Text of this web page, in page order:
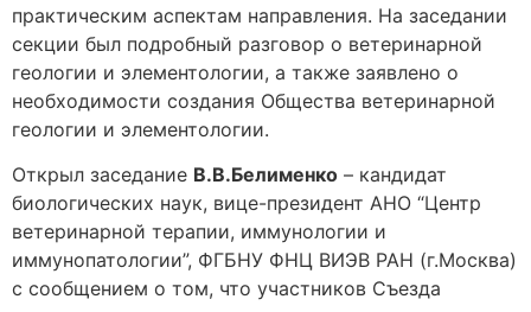
практическим аспектам направления. На заседании
секции был подробный разговор о ветеринарной
геологии и элементологии, а также заявлено о
необходимости создания Общества ветеринарной
геологии и элементологии.
Открыл заседание В.В.Белименко – кандидат
биологических наук, вице-президент АНО “Центр
ветеринарной терапии, иммунологии и
иммунопатологии”, ФГБНУ ФНЦ ВИЭВ РАН (г.Москва)
с сообщением о том, что участников Съезда